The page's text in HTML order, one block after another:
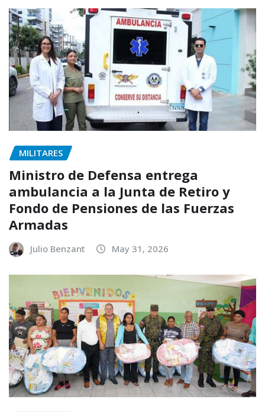
MILITARES
Ministro de Defensa entrega
ambulancia a la Junta de Retiro y
Fondo de Pensiones de las Fuerzas
Armadas
Julio Benzant May 31, 2026